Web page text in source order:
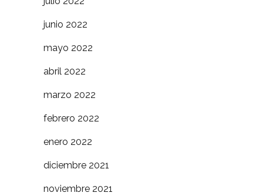
junio 2022
mayo 2022
abril 2022
marzo 2022
febrero 2022
enero 2022
diciembre 2021
noviembre 2021